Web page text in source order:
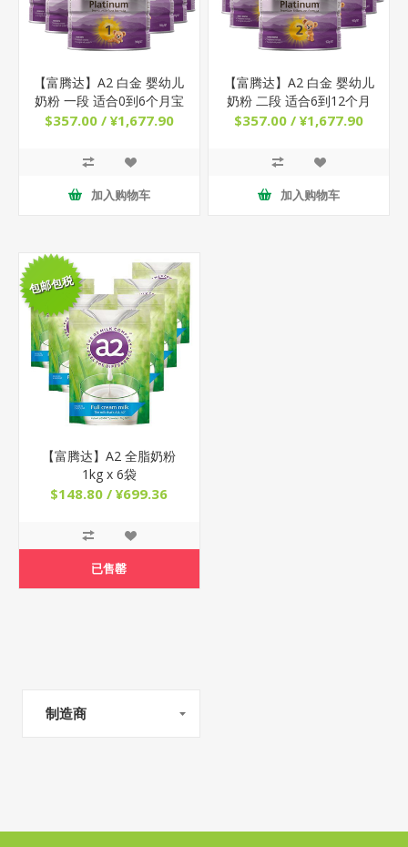
【富腾达】A2 白金 婴幼儿
奶粉 一段 适合0到6个月宝
宝 900g x 6罐
$357.00 / ¥1,677.90
加入购物车
【富腾达】A2 白金 婴幼儿
奶粉 二段 适合6到12个月
宝宝 900g x 6罐
$357.00 / ¥1,677.90
加入购物车
包邮包税
【富腾达】A2 全脂奶粉
1kg x 6袋
$148.80 / ¥699.36
已售罄
制造商